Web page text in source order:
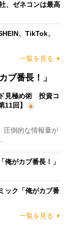
、ゼネコンは最高
、TikTok、
一覧を見る
ブ番長！」
見極め術 投資コ
11回】
圧倒的な情報量が
がカブ番長！」
ック「俺がカブ番
一覧を見る